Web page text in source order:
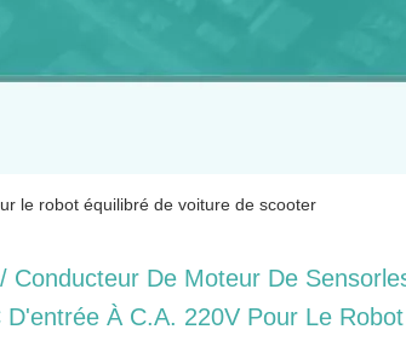
le robot équilibré de voiture de scooter
Conducteur De Moteur De
D'entrée À C.A. 220V Pour Le Robot